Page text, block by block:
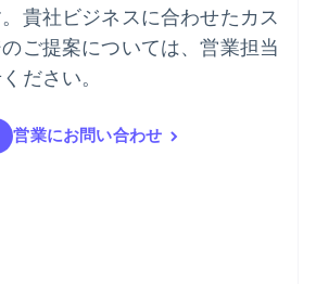
貴社ビジネスに合わせたカス
ご提案については、営業担当
ださい。
営業にお問い合わせ